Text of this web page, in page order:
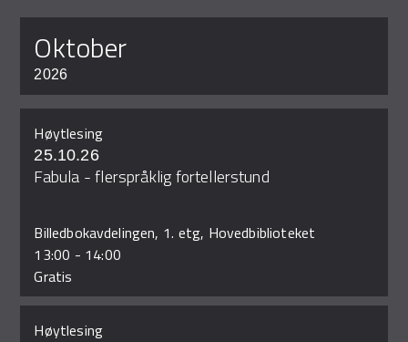
oktober
2026
Høytlesing
25.10.26
Fabula - flerspråklig fortellerstund
Billedbokavdelingen, 1. etg, Hovedbiblioteket
13:00 - 14:00
Gratis
Høytlesing